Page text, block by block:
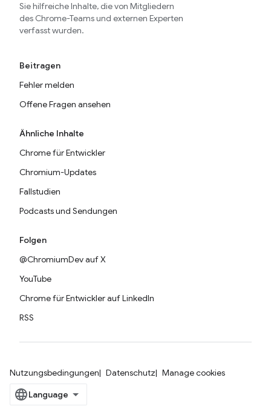
Sie hilfreiche Inhalte, die von Mitgliedern
des Chrome-Teams und externen Experten
verfasst wurden.
Beitragen
Fehler melden
Offene Fragen ansehen
Ähnliche Inhalte
Chrome für Entwickler
Chromium-Updates
Fallstudien
Podcasts und Sendungen
Folgen
@ChromiumDev auf X
YouTube
Chrome für Entwickler auf LinkedIn
RSS
Nutzungsbedingungen Datenschutz Manage cookies